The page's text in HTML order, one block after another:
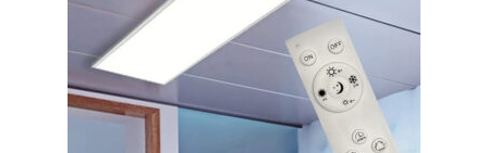
► ZAHLARTEN
► VERSANDARTEN